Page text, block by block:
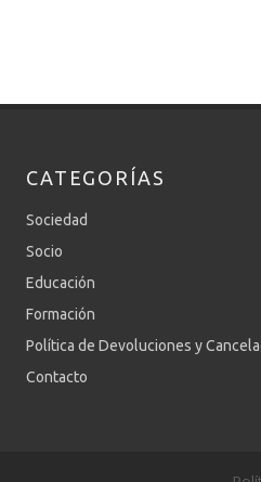
CATEGORÍAS
Sociedad
Socio
Educación
Formación
Política de Devoluciones y
Contacto